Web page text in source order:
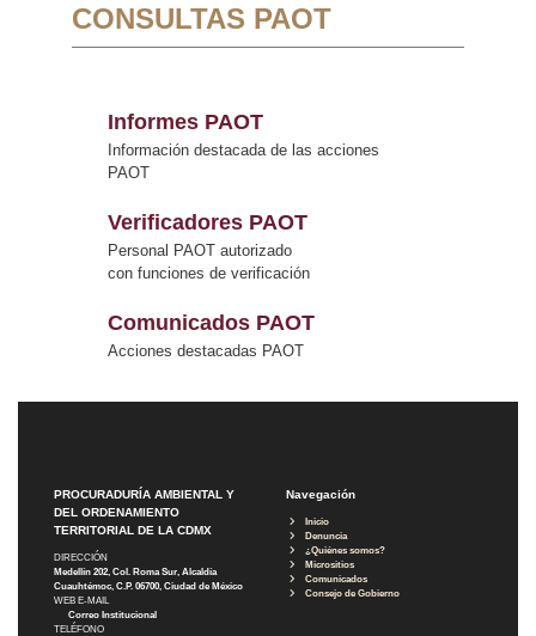
CONSULTAS PAOT
Informes PAOT
Información destacada de las acciones
PAOT
Verificadores PAOT
Personal PAOT autorizado
con funciones de verificación
Comunicados PAOT
Acciones destacadas PAOT
PROCURADURÍA AMBIENTAL Y
DEL ORDENAMIENTO
TERRITORIAL DE LA CDMX
DIRECCIÓN
Medellín 202, Col. Roma Sur, Alcaldía
Cuauhtémoc, C.P. 06700, Ciudad de México
WEB E-MAIL
Correo Institucional
TELÉFONO
Navegación
Inicio
Denuncia
¿Quiénes somos?
Micrositios
Comunicados
Consejo de Gobierno